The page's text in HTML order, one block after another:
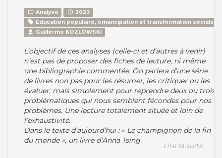
Analyse
2023
Education populaire, émancipation et transformation sociale
Guillermo KOZLOWSKI
L’objectif de ces analyses (celle-ci et d’autres à venir)
n’est pas de proposer des fiches de lecture, ni même
une bibliographie commentée. On parlera d’une série
de livres non pas pour les résumer, les critiquer ou les
évaluer, mais simplement pour reprendre deux ou trois
problématiques qui nous semblent fécondes pour nos
problèmes. Une lecture totalement située et loin de
l’exhaustivité.
Dans le texte d’aujourd’hui : « Le champignon de la fin
du monde », un livre d’Anna Tsing.
Lire la suite